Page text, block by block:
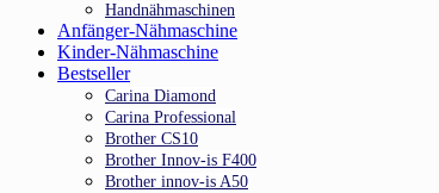
Handnähmaschinen
Anfänger-Nähmaschine
Kinder-Nähmaschine
Bestseller
Carina Diamond
Carina Professional
Brother CS10
Brother Innov-is F400
Brother innov-is A50